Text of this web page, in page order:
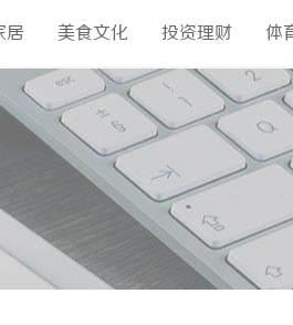
居 美食文化 投资理财 体